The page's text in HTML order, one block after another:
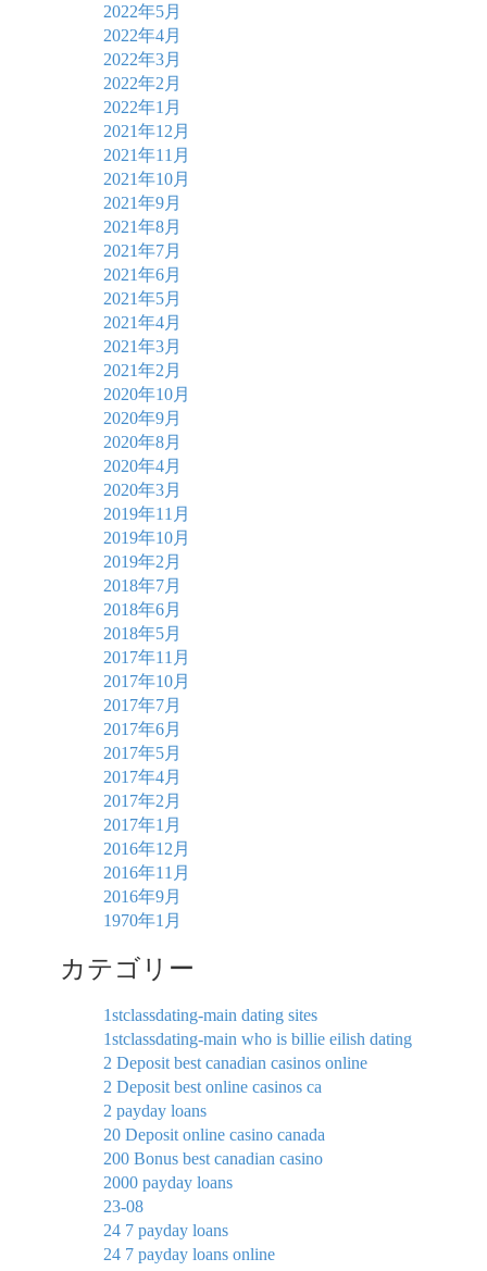
2022年5月
2022年4月
2022年3月
2022年2月
2022年1月
2021年12月
2021年11月
2021年10月
2021年9月
2021年8月
2021年7月
2021年6月
2021年5月
2021年4月
2021年3月
2021年2月
2020年10月
2020年9月
2020年8月
2020年4月
2020年3月
2019年11月
2019年10月
2019年2月
2018年7月
2018年6月
2018年5月
2017年11月
2017年10月
2017年7月
2017年6月
2017年5月
2017年4月
2017年2月
2017年1月
2016年12月
2016年11月
2016年9月
1970年1月
カテゴリー
1stclassdating-main dating sites
1stclassdating-main who is billie eilish dating
2 Deposit best canadian casinos online
2 Deposit best online casinos ca
2 payday loans
20 Deposit online casino canada
200 Bonus best canadian casino
2000 payday loans
23-08
24 7 payday loans
24 7 payday loans online